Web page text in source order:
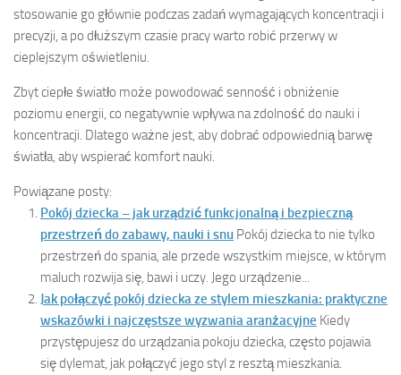
stosowanie go głównie podczas zadań wymagających koncentracji i
precyzji, a po dłuższym czasie pracy warto robić przerwy w
cieplejszym oświetleniu.
Zbyt ciepłe światło może powodować senność i obniżenie
poziomu energii, co negatywnie wpływa na zdolność do nauki i
koncentracji. Dlatego ważne jest, aby dobrać odpowiednią barwę
światła, aby wspierać komfort nauki.
Powiązane posty:
Pokój dziecka – jak urządzić funkcjonalną i bezpieczną
przestrzeń do zabawy, nauki i snu Pokój dziecka to nie tylko
przestrzeń do spania, ale przede wszystkim miejsce, w którym
maluch rozwija się, bawi i uczy. Jego urządzenie...
Jak połączyć pokój dziecka ze stylem mieszkania: praktyczne
wskazówki i najczęstsze wyzwania aranżacyjne Kiedy
przystępujesz do urządzania pokoju dziecka, często pojawia
się dylemat, jak połączyć jego styl z resztą mieszkania.